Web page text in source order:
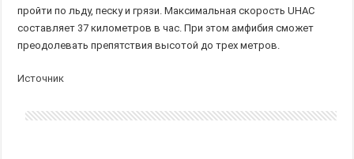
пройти по льду, песку и грязи. Максимальная скорость UHAC
составляет 37 километров в час. При этом амфибия сможет
преодолевать препятствия высотой до трех метров.
Источник